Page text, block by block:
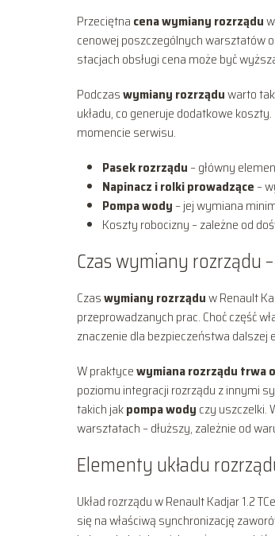
Przeciętna cena wymiany rozrządu
cenowej poszczególnych warsztatów
stacjach obsługi cena może być
Podczaswymiany rozrząduwarto
układu, co generuje dodatkowe
momencie serwisu.
Pasek rozrządu – główny
Napinacz i rolki prowadzące –
Pompa wody – jej wymiana
Koszty robocizny – zależne od
Czas wymiany rozrządu
Czaswymiany rozrząduw Renault
przeprowadzanych prac. Choć część
znaczenie dla bezpieczeństwa dalszej
W praktycewymiana rozrządu trwa
poziomu integracji rozrządu z innymi
takich jakpompa wody czy uszczelki.
warsztatach – dłuższy, zależnie od
Elementy układu
Układ rozrządu w Renault Kadjar 1.2
się na właściwą synchronizację